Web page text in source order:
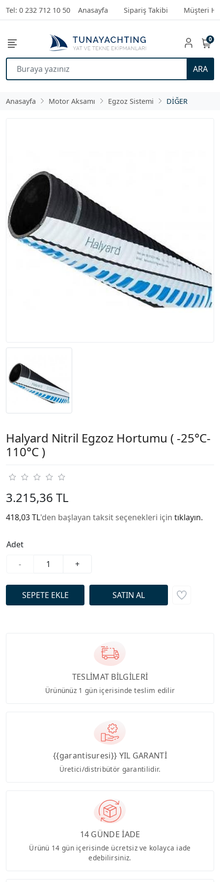
Tel: 0 232 712 10 50 Anasayfa Sipariş Takibi Müşteri
ARA
0
Anasayfa Motor Aksamı Egzoz Sistemi DİĞER
Halyard Nitril Egzoz Hortumu ( -25°C-
110°C )
3.215,36 TL
418,03 TL'den başlayan taksit seçenekleri için tıklayın.
Adet
-
+
TESLİMAT BİLGİLERİ
Ürününüz 1 gün içerisinde teslim edilir
{{garantisuresi}} YIL GARANTİ
Üretici/distribütör garantilidir.
14 GÜNDE İADE
Ürünü 14 gün içerisinde ücretsiz ve kolayca iade
edebilirsiniz.